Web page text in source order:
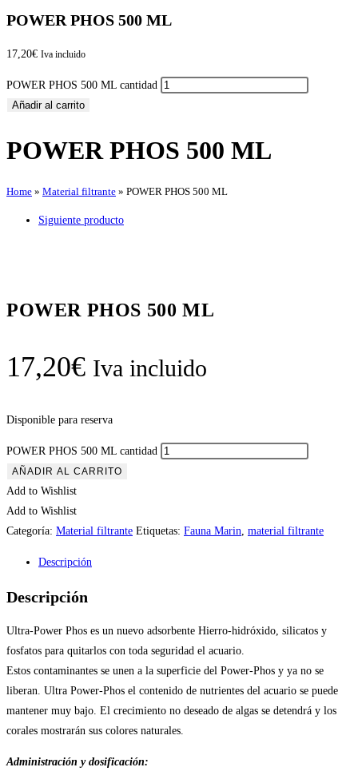
POWER PHOS 500 ML
17,20€ Iva incluido
POWER PHOS 500 ML cantidad
Añadir al carrito
POWER PHOS 500 ML
Home » Material filtrante » POWER PHOS 500 ML
Siguiente producto
POWER PHOS 500 ML
17,20€ Iva incluido
Disponible para reserva
POWER PHOS 500 ML cantidad
AÑADIR AL CARRITO
Add to Wishlist
Add to Wishlist
Categoría: Material filtrante Etiquetas: Fauna Marin material filtrante
Descripción
Descripción
Ultra-Power Phos es un nuevo adsorbente Hierro-hidróxido, silicatos y
fosfatos para quitarlos con toda seguridad el acuario.
Estos contaminantes se unen a la superficie del Power-Phos y ya no se
liberan. Ultra Power-Phos el contenido de nutrientes del acuario se puede
mantener muy bajo. El crecimiento no deseado de algas se detendrá y los
corales mostrarán sus colores naturales.
Administración y dosificación: